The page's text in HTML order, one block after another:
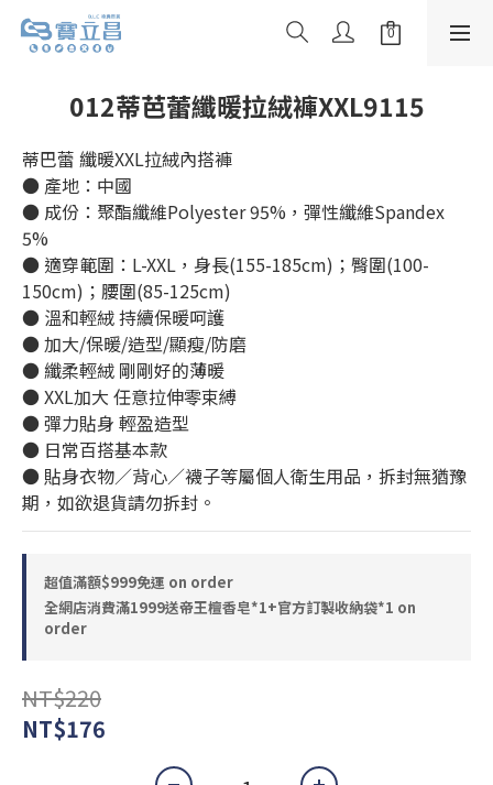
012蒂芭蕾纖暖拉絨褲XXL9115
蒂巴蕾 纖暖XXL拉絨內搭褲
● 產地：中國
● 成份：聚酯纖維Polyester 95%，彈性纖維Spandex
5%
● 適穿範圍：L-XXL，身長(155-185cm)；臀圍(100-
150cm)；腰圍(85-125cm)
● 溫和輕絨 持續保暖呵護
● 加大/保暖/造型/顯瘦/防磨
● 纖柔輕絨 剛剛好的薄暖
● XXL加大 任意拉伸零束縛
● 彈力貼身 輕盈造型
● 日常百搭基本款
● 貼身衣物／背心／襪子等屬個人衛生用品，拆封無猶豫
期，如欲退貨請勿拆封。
超值滿額$999免運 on order
全網店消費滿1999送帝王檀香皂*1+官方訂製收納袋*1 on
order
NT$220
NT$176